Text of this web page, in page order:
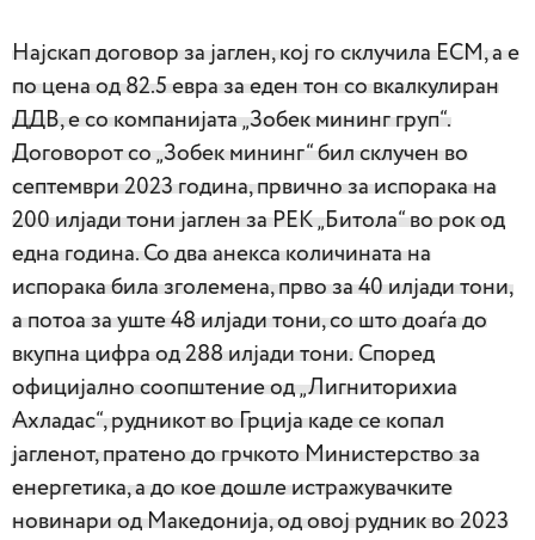
Најскап договор за јаглен, кој го склучила ЕСМ, а е
по цена од 82.5 евра за еден тон со вкалкулиран
ДДВ, е со компанијата „Зобек мининг груп“.
Договорот со „Зобек мининг“ бил склучен во
септември 2023 година, првично за испорака на
200 илјади тони јаглен за РЕК „Битола“ во рок од
една година. Со два анекса количината на
испорака била зголемена, прво за 40 илјади тони,
а потоа за уште 48 илјади тони, со што доаѓа до
вкупна цифра од 288 илјади тони. Според
официјално соопштение од „Лигниторихиа
Ахладас“, рудникот во Грција каде се копал
јагленот, пратено до грчкото Министерство за
енергетика, а до кое дошле истражувачките
новинари од Македонија, од овој рудник во 2023